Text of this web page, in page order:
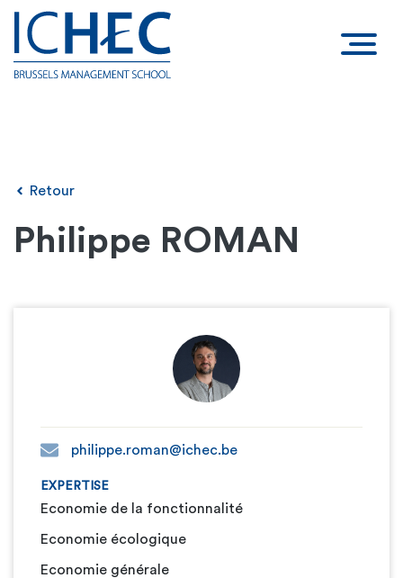
Retour
Philippe ROMAN
philippe.roman@ichec.be
EXPERTISE
Economie de la fonctionnalité
Economie écologique
Economie générale